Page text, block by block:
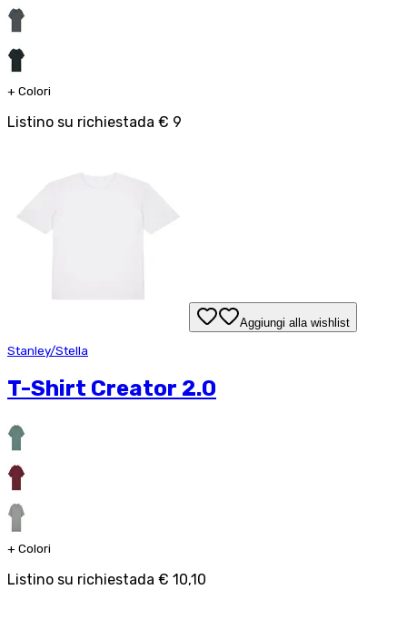
+ Colori
Listino su richiestada € 9
Aggiungi alla wishlist
Stanley/Stella
T-Shirt Creator 2.0
+ Colori
Listino su richiestada € 10,10